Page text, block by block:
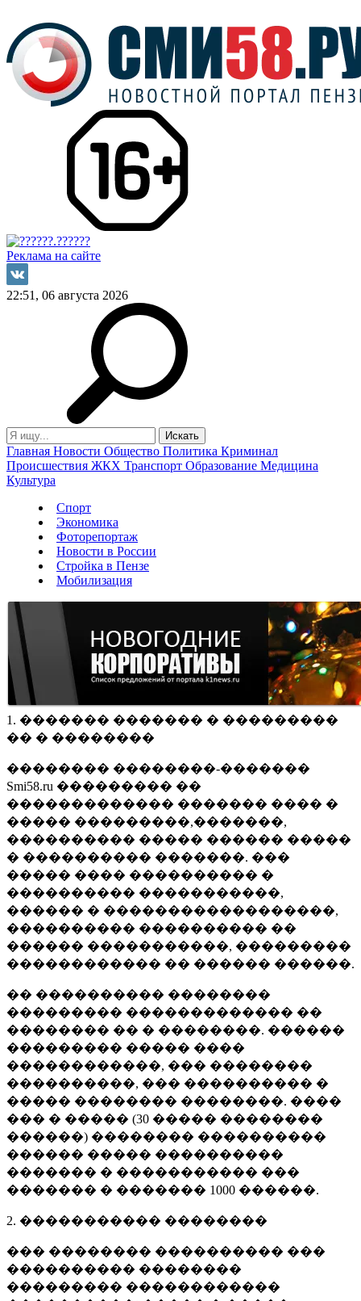
Реклама на сайте
22:51, 06 августа 2026
Главная Новости Общество Политика Криминал
Происшествия ЖКХ Транспорт Образование Медицина
Культура
Спорт
Экономика
Фоторепортаж
Новости в России
Стройка в Пензе
Мобилизация
1. ������� ������� � ���������
�� � ��������
�������� ��������-�������
Smi58.ru ��������� ��
������������� ������� ���� �
����� ���������,�������,
���������� ����� ������ �����
� ���������� �������. ���
����� ���� ���������� �
���������� �����������,
������ � ������������������,
���������� ���������� ��
������ �����������, ���������
������������ �� ������ ������.
�� ���������� ��������
��������� ������������� ��
�������� �� � ��������. ������
��������� ����� ����
������������, ��� ��������
����������, ��� ���������� �
����� �������� ��������. ����
��� � ����� (30 ����� ��������
������) �������� ����������
������ ����� ����������
������� � ����������� ���
������� � ������� 1000 ������.
2. ����������� ��������
��� �������� ���������� ���
���������� ��������
��������� ������������